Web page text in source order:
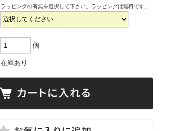
ラッピングの有無を選択して下さい。ラッピングは無料です。
個
在庫あり